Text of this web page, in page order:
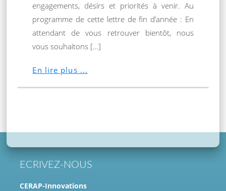
engagements, désirs et priorités à venir. Au
programme de cette lettre de fin d’année : En
attendant de vous retrouver bientôt, nous
vous souhaitons […]
En lire plus ...
ECRIVEZ-NOUS
CERAP-Innovations